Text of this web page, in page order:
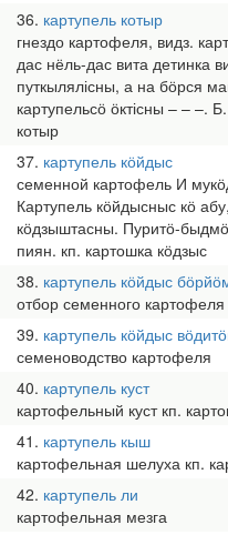
36 картупель котыр
гнездо картофеля, видз.
дас нёль-дас вита детинка
путкылялісны, а на бӧрся
картупельсӧ ӧктісны – – –.
котыр
37 картупель кӧйдыс
семенной картофель И
Картупель кӧйдысныс кӧ
кӧдзыштасны. Пуритӧ-
пиян. кп. картошка кӧдзыс
38 картупель кӧйдыс
отбор семенного картофеля
39 картупель кӧйдыс
семеноводство картофеля
40 картупель куст
картофельный куст кп.
41 картупель кыш
картофельная шелуха кп.
42 картупель ли
картофельная мезга